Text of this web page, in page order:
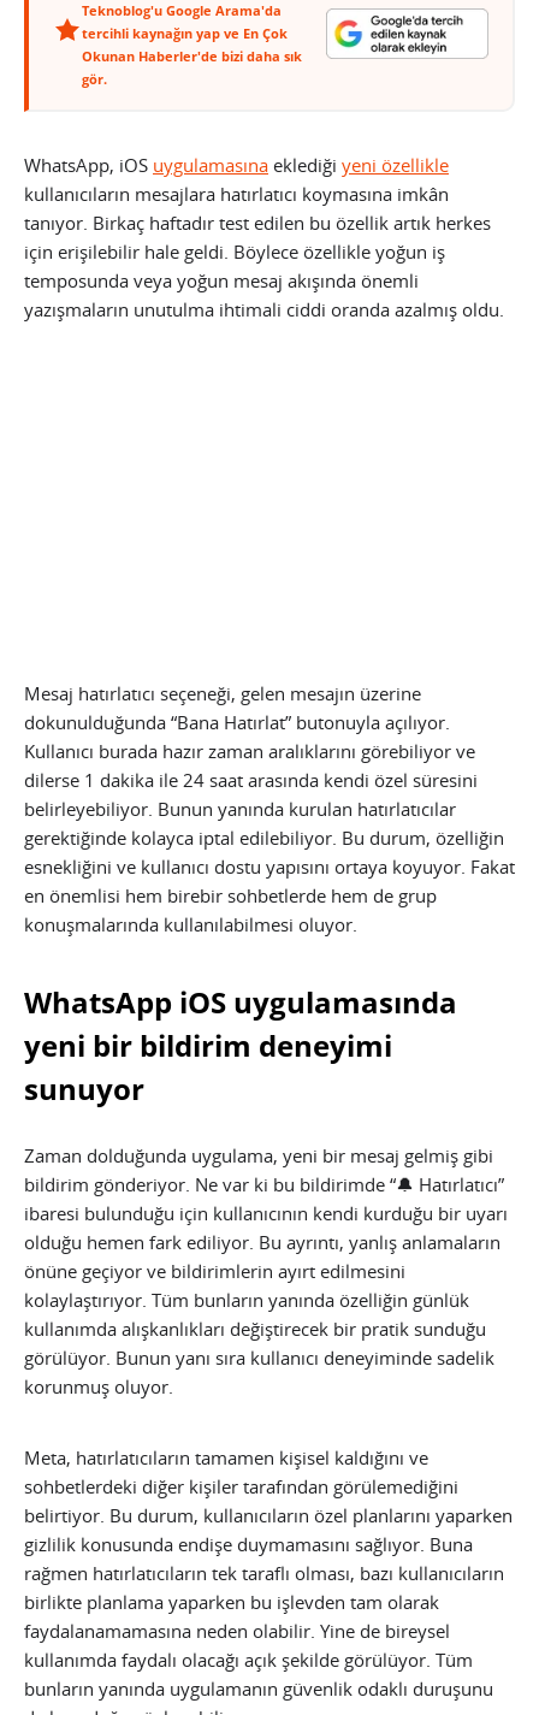
Teknoblog'u Google Arama'da
tercihli kaynağın yap ve En Çok
Okunan Haberler'de bizi daha sık
gör.
WhatsApp, iOS uygulamasına eklediği yeni özellikle
kullanıcıların mesajlara hatırlatıcı koymasına imkân
tanıyor. Birkaç haftadır test edilen bu özellik artık herkes
için erişilebilir hale geldi. Böylece özellikle yoğun iş
temposunda veya yoğun mesaj akışında önemli
yazışmaların unutulma ihtimali ciddi oranda azalmış oldu.
Mesaj hatırlatıcı seçeneği, gelen mesajın üzerine
dokunulduğunda “Bana Hatırlat” butonuyla açılıyor.
Kullanıcı burada hazır zaman aralıklarını görebiliyor ve
dilerse 1 dakika ile 24 saat arasında kendi özel süresini
belirleyebiliyor. Bunun yanında kurulan hatırlatıcılar
gerektiğinde kolayca iptal edilebiliyor. Bu durum, özelliğin
esnekliğini ve kullanıcı dostu yapısını ortaya koyuyor. Fakat
en önemlisi hem birebir sohbetlerde hem de grup
konuşmalarında kullanılabilmesi oluyor.
WhatsApp iOS uygulamasında
yeni bir bildirim deneyimi
sunuyor
Zaman dolduğunda uygulama, yeni bir mesaj gelmiş gibi
bildirim gönderiyor. Ne var ki bu bildirimde “🔔 Hatırlatıcı”
ibaresi bulunduğu için kullanıcının kendi kurduğu bir uyarı
olduğu hemen fark ediliyor. Bu ayrıntı, yanlış anlamaların
önüne geçiyor ve bildirimlerin ayırt edilmesini
kolaylaştırıyor. Tüm bunların yanında özelliğin günlük
kullanımda alışkanlıkları değiştirecek bir pratik sunduğu
görülüyor. Bunun yanı sıra kullanıcı deneyiminde sadelik
korunmuş oluyor.
Meta, hatırlatıcıların tamamen kişisel kaldığını ve
sohbetlerdeki diğer kişiler tarafından görülemediğini
belirtiyor. Bu durum, kullanıcıların özel planlarını yaparken
gizlilik konusunda endişe duymamasını sağlıyor. Buna
rağmen hatırlatıcıların tek taraflı olması, bazı kullanıcıların
birlikte planlama yaparken bu işlevden tam olarak
faydalanamamasına neden olabilir. Yine de bireysel
kullanımda faydalı olacağı açık şekilde görülüyor. Tüm
bunların yanında uygulamanın güvenlik odaklı duruşunu